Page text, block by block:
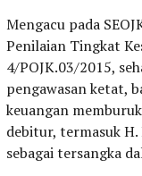
Mengacu pada
Penilaian Tingkat
4/POJK.03/2015,
pengawasan ketat,
keuangan
debitur, termasuk
sebagai tersangka